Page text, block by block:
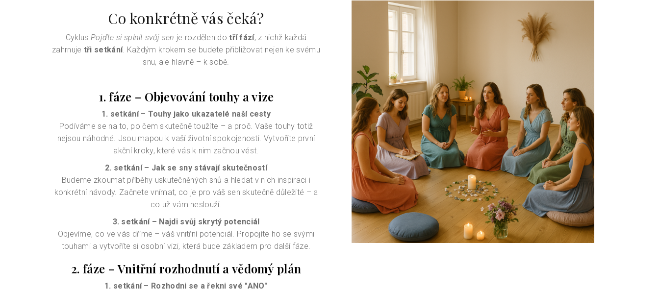
Co konkrétně vás čeká?
Cyklus Pojďte si splnit svůj sen je rozdělen dotří fází, z nichž každá
zahrnuje tři setkání. Každým krokem se budete přibližovat nejen ke svému
snu, ale hlavně – k sobě.
1. fáze – Objevování touhy a vize
1. setkání – Touhy jako ukazatelé naší cesty
Podíváme se na to, po čem skutečně toužíte – a proč. Vaše touhy totiž
nejsou náhodné. Jsou mapou k vaší životní spokojenosti. Vytvoříte první
akční kroky, které vás k nim začnou vést.
2. setkání – Jak se sny stávají skutečností
Budeme zkoumat příběhy uskutečněných snů a hledat v nich inspiraci i
konkrétní návody. Začnete vnímat, co je pro váš sen skutečně důležité – a
co už vám neslouží.
3. setkání – Najdi svůj skrytý potenciál
Objevíme, co ve vás dříme – váš vnitřní potenciál. Propojíte ho se svými
touhami a vytvoříte si osobní vizi, která bude základem pro další fáze.
2. fáze – Vnitřní rozhodnutí a vědomý plán
1. setkání – Rozhodni se a řekni své "ANO"